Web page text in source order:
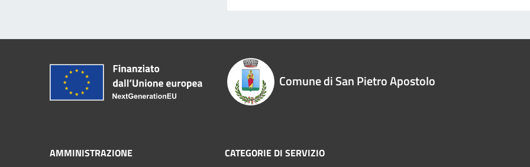
Comune di San Pietro Apostolo
AMMINISTRAZIONE CATEGORIE DI SERVIZIO